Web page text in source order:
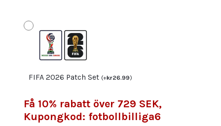
R.LUKAKU
Fotbollströjor
Sverige
mängd
FIFA 2026 Patch Set (+kr26.99)
Få 10% rabatt över 729 SEK,
Kupongkod: fotbollbilliga6